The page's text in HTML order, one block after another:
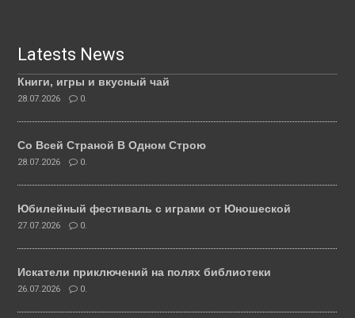
Latests News
Книги, игры и вкусный чай
28.07.2026 0.
Со Всей Страной В Одном Строю
28.07.2026 0.
Юбилейный фестиваль с играми от Юношеской
27.07.2026 0.
Искатели приключений на полях библиотеки
26.07.2026 0.